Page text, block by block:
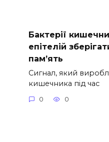
Бактерії
епітелій
пам’ять
Сигнал, який
кишечника під час
0 0